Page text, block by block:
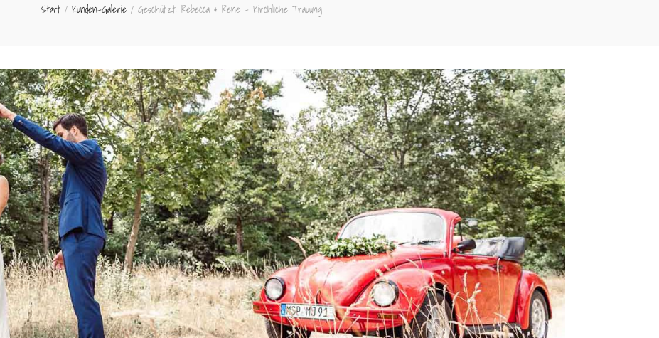
Start / Kunden-Galerie / Geschützt: Rebecca & Rene – Kirchliche Trauung